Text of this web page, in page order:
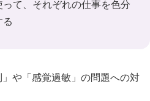
って、それぞれの仕事を色分
や「感覚過敏」の問題への対